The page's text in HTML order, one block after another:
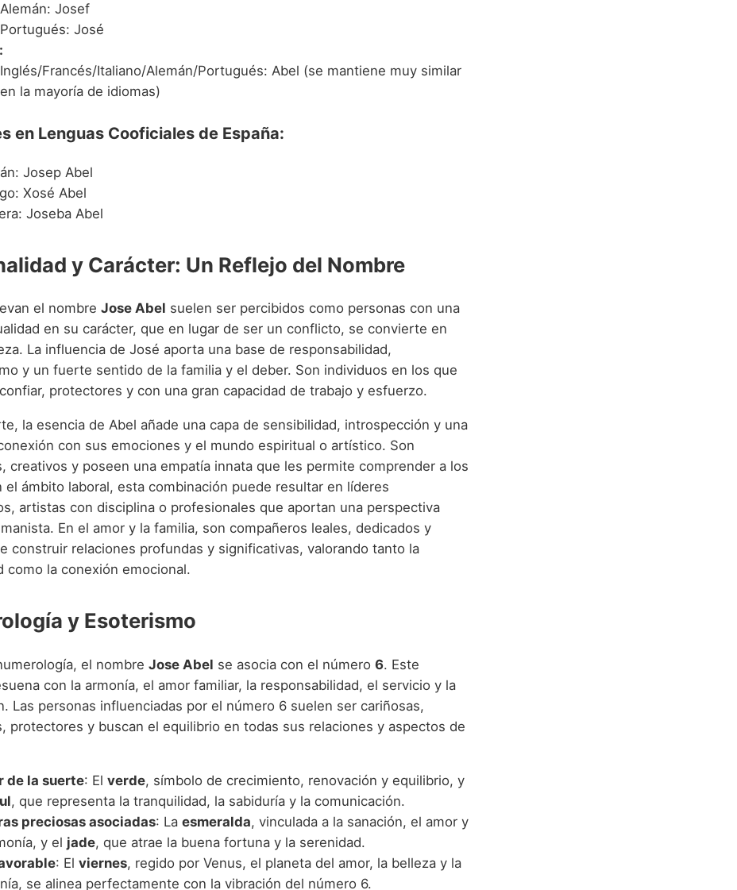
Alemán: Josef
Portugués: José
Inglés/Francés/Italiano/Alemán/Portugués: Abel (se mantiene muy similar
en la mayoría de idiomas)
en Lenguas Cooficiales de España:
Josep Abel
Xosé Abel
Joseba Abel
y Carácter: Un Reflejo del Nombre
el nombre Jose Abel suelen ser percibidos como personas con una
en su carácter, que en lugar de ser un conflicto, se convierte en
La influencia de José aporta una base de responsabilidad,
y un fuerte sentido de la familia y el deber. Son individuos en los que
protectores y con una gran capacidad de trabajo y esfuerzo.
la esencia de Abel añade una capa de sensibilidad, introspección y una
con sus emociones y el mundo espiritual o artístico. Son
creativos y poseen una empatía innata que les permite comprender a los
el ámbito laboral, esta combinación puede resultar en líderes
artistas con disciplina o profesionales que aportan una perspectiva
En el amor y la familia, son compañeros leales, dedicados y
construir relaciones profundas y significativas, valorando tanto la
como la conexión emocional.
y Esoterismo
el nombre Jose Abel se asocia con el número 6. Este
con la armonía, el amor familiar, la responsabilidad, el servicio y la
Las personas influenciadas por el número 6 suelen ser cariñosas,
protectores y buscan el equilibrio en todas sus relaciones y aspectos de
de la suerte: El verde, símbolo de crecimiento, renovación y equilibrio, y
, que representa la tranquilidad, la sabiduría y la comunicación.
preciosas asociadas: La esmeralda, vinculada a la sanación, el amor y
y el jade, que atrae la buena fortuna y la serenidad.
: El viernes, regido por Venus, el planeta del amor, la belleza y la
se alinea perfectamente con la vibración del número 6.